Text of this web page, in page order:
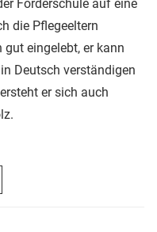
Förderschule auf eine
die Pflegeeltern
eingelebt, er kann
Deutsch verständigen
er sich auch